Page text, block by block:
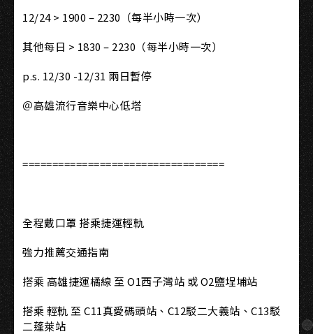
12/24 > 1900 – 2230（每半小時一次）
其他每日 > 1830 – 2230（每半小時一次）
p.s. 12/30 -12/31 兩日暫停
＠高雄流行音樂中心低塔
==================================
全程戴口罩 搭乘捷運輕軌
強力推薦交通指南
搭乘 高雄捷運橘線 至 O1西子灣站 或 O2鹽埕埔站
搭乘 輕軌 至 C11真愛碼頭站、C12駁二大義站、C13駁
二蓬萊站